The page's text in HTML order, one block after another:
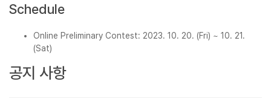
Schedule
Online Preliminary Contest: 2023. 10. 20. (Fri) ~ 10. 21.
(Sat)
공지 사항